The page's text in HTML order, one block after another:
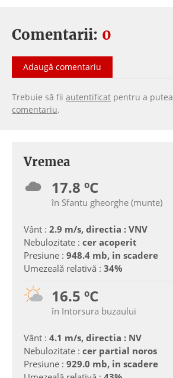
Comentarii: 0
Adaugă comentariu
Trebuie să fii autentificat pentru a putea
comentariu.
Vremea
17.8 ºC
în Sfantu gheorghe (munte)
Vânt : 2.9 m/s, directia : VNV
Nebulozitate : cer acoperit
Presiune : 948.4 mb, in scadere
Umezeală relativă : 34%
16.5 ºC
în Intorsura buzaului
Vânt : 4.1 m/s, directia : NV
Nebulozitate : cer partial noros
Presiune : 929.0 mb, in scadere